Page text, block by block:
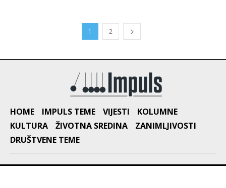
1 2
HOME IMPULS TEME VIJESTI
KOLUMNE
KULTURA
ŽIVOTNA SREDINA
ZANIMLJIVOSTI
DRUŠTVENE TEME